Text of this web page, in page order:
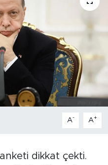
A- A+
dikkat çekti.